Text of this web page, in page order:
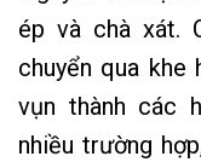
ép và chà xát.
chuyển qua
vụn thành các
nhiều trường